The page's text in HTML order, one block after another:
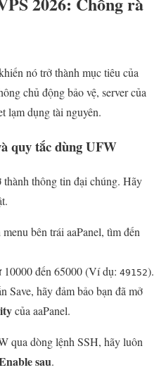
nó trở thành mục tiêu của
chủ động bảo vệ, server của
lạm dụng tài nguyên.
quy tắc dùng UFW
thông tin đại chúng. Hãy
bên trái aaPanel, tìm đến
đến 65000 (Ví dụ: 49152).
Save, hãy đảm bảo bạn đã mở
của aaPanel.
qua dòng lệnh SSH, hãy luôn
sau.